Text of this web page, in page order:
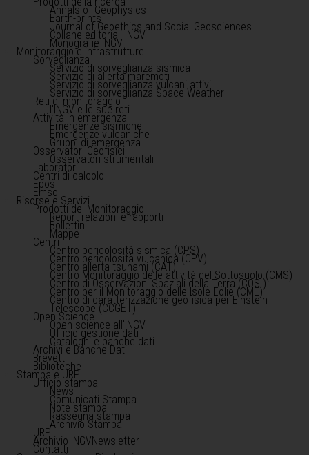
Annals of Geophysics
Earth-prints
Journal of Geoethics and Social Geosciences
Collane editoriali INGV
Monografie INGV
Monitoraggio e infrastrutture
Sorveglianza
Servizio di sorveglianza sismica
Servizio di allerta maremoti
Servizio di sorveglianza vulcani attivi
Servizio di sorveglianza Space Weather
Reti di monitoraggio
l'INGV e le sue reti
Attività in emergenza
Emergenze sismiche
Emergenze vulcaniche
Gruppi di emergenza
Osservatori Geofisici
Osservatori strumentali
Laboratori
Centri di calcolo
Epos
Emso
Risorse e Servizi
Prodotti del Monitoraggio
Report relazioni e rapporti
Bollettini
Mappe
Centri
Centro pericolosità sismica (CPS)
Centro pericolosità vulcanica (CPV)
Centro allerta tsunami (CAT)
Centro Monitoraggio delle attività del Sottosuolo (CMS)
Centro di Osservazioni Spaziali della Terra (COS )
Centro per il Monitoraggio delle Isole Eolie (CME)
Centro di caratterizzazione geofisica per Einstein
Telescope (CCGET)
Open Science
Open science all'INGV
Ufficio gestione dati
Cataloghi e banche dati
Archivi e Banche Dati
Brevetti
Biblioteche
Stampa e URP
Ufficio stampa
News
Comunicati Stampa
Note stampa
Rassegna stampa
Archivio Stampa
URP
Archivio INGVNewsletter
Contatti